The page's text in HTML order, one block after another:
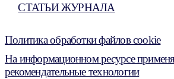
СТАТЬИ ЖУРНАЛА
Политика обработки файлов cookie
На информационном ресурсе
рекомендательные технологии